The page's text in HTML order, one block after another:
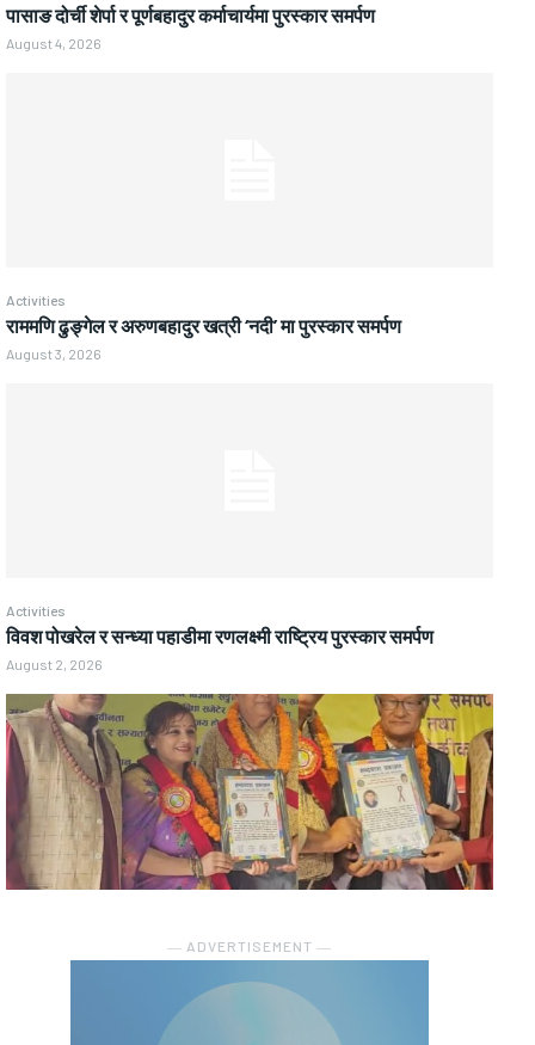
पासाङ दोर्ची शेर्पा र पूर्णबहादुर कर्माचार्यमा पुरस्कार समर्पण
August 4, 2026
Activities
राममणि ढुङ्गेल र अरुणबहादुर खत्री ‘नदी’ मा पुरस्कार समर्पण
August 3, 2026
Activities
विवश पोखरेल र सन्ध्या पहाडीमा रणलक्ष्मी राष्ट्रिय पुरस्कार समर्पण
August 2, 2026
― ADVERTISEMENT ―